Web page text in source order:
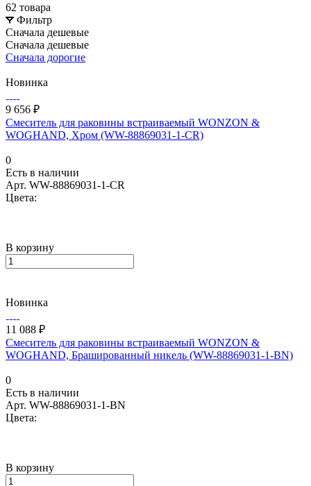
62 товара
Фильтр
Сначала дешевые
Сначала дешевые
Сначала дорогие
Новинка
9 656 ₽
Смеситель для раковины встраиваемый WONZON &
WOGHAND, Хром (WW-88869031-1-CR)
0
Есть в наличии
Арт. WW-88869031-1-CR
Цвета:
В корзину
Новинка
11 088 ₽
Смеситель для раковины встраиваемый WONZON &
WOGHAND, Брашированный никель (WW-88869031-1-BN)
0
Есть в наличии
Арт. WW-88869031-1-BN
Цвета:
В корзину